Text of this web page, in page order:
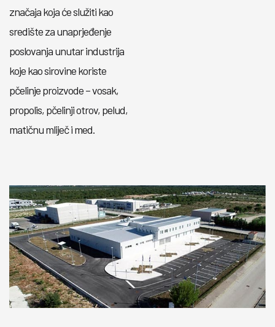
značaja koja će služiti kao
središte za unaprjeđenje
poslovanja unutar industrija
koje kao sirovine koriste
pčelinje proizvode – vosak,
propolis, pčelinji otrov, pelud,
matičnu mliječ i med.